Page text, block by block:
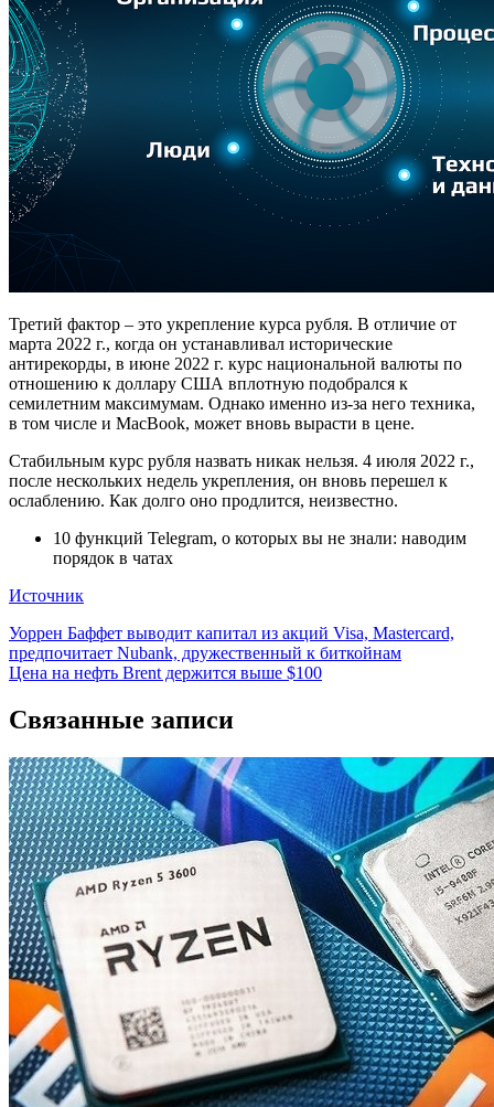
Третий фактор – это укрепление курса рубля. В отличие от
марта 2022 г., когда он устанавливал исторические
антирекорды, в июне 2022 г. курс национальной валюты по
отношению к доллару США вплотную подобрался к
семилетним максимумам. Однако именно из-за него техника,
в том числе и MacBook, может вновь вырасти в цене.
Стабильным курс рубля назвать никак нельзя. 4 июля 2022 г.,
после нескольких недель укрепления, он вновь перешел к
ослаблению. Как долго оно продлится, неизвестно.
10 функций Telegram, о которых вы не знали: наводим
порядок в чатах
Источник
Навигация
по
Уоррен Баффет выводит капитал из акций Visa, Mastercard,
предпочитает Nubank, дружественный к биткойнам
Цена на нефть Brent держится выше $100
Связанные записи